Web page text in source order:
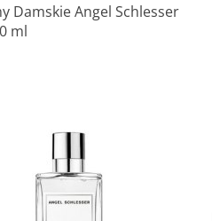
Damskie Angel Schlesser
ml